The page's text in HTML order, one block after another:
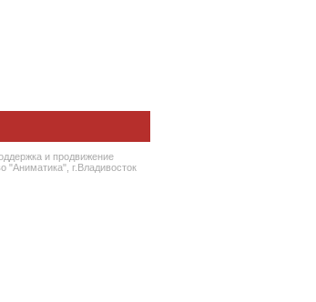
и продвижение
"Аниматика", г.Владивосток